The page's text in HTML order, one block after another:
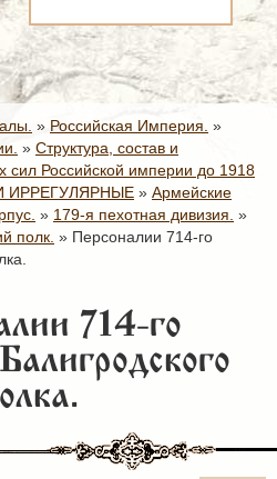
» Российская Империя. »
» Структура, состав и
сил Российской империи до 1918
ИРРЕГУЛЯРНЫЕ » Армейские
» 179-я пехотная дивизия. »
полк. » Персоналии 714-го
714-го